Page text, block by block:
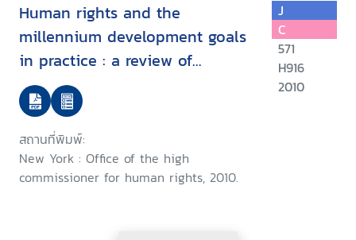
Human rights and the
millennium development goals
in practice : a review of
country strategies and
reporting
สถานที่พิมพ์:
New York : Office of the high
commissioner for human rights, 2010.
J
C
571
H916
2010